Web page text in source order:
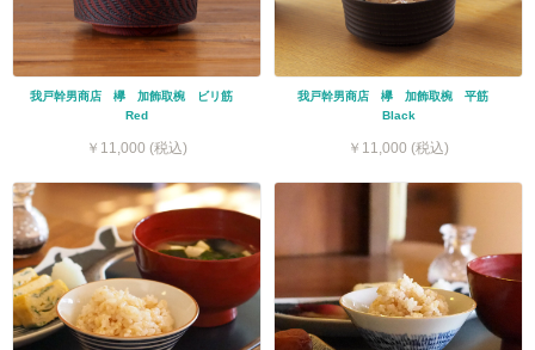
我戸幹男商店 欅 加飾取椀 ビリ筋
Red
￥11,000 (税込)
我戸幹男商店 欅 加飾取椀 平筋
Black
￥11,000 (税込)